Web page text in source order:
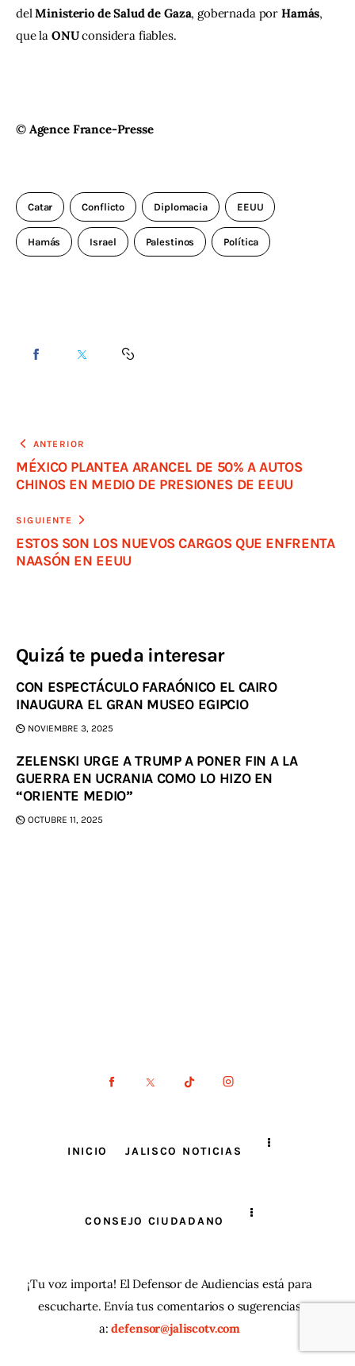
del Ministerio de Salud de Gaza, gobernada por Hamás,
que la ONU considera fiables.
© Agence France-Presse
Catar Conflicto Diplomacia EEUU
Hamás Israel Palestinos Política
ANTERIOR
MÉXICO PLANTEA ARANCEL DE 50% A AUTOS
CHINOS EN MEDIO DE PRESIONES DE EEUU
SIGUIENTE
ESTOS SON LOS NUEVOS CARGOS QUE ENFRENTA
NAASÓN EN EEUU
Quizá te pueda interesar
CON ESPECTÁCULO FARAÓNICO EL CAIRO
INAUGURA EL GRAN MUSEO EGIPCIO
NOVIEMBRE 3, 2025
ZELENSKI URGE A TRUMP A PONER FIN A LA
GUERRA EN UCRANIA COMO LO HIZO EN
“ORIENTE MEDIO”
OCTUBRE 11, 2025
INICIO JALISCO NOTICIAS
CONSEJO CIUDADANO
¡Tu voz importa! El Defensor de Audiencias está para
escucharte. Envía tus comentarios o sugerencias
a:defensor@jaliscotv.com